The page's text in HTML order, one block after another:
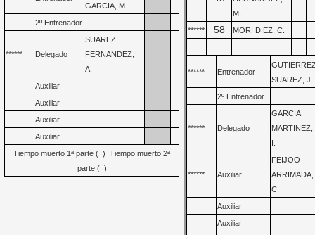
GARCIA, M.
2º Entrenador
****** Delegado
SUAREZ
FERNANDEZ,
A.
Auxiliar
Auxiliar
Auxiliar
Auxiliar
Tiempo muerto 1ª parte ( ) Tiempo muerto 2ª
parte ( )
M.
******
58 MORI DIEZ, C.
****** Entrenador
SUAREZ, J.
2º Entrenador
****** Delegado
GARCIA
MARTINEZ,
****** Auxiliar
FEIJOO
ARRIMADA,
C.
Auxiliar
Auxiliar